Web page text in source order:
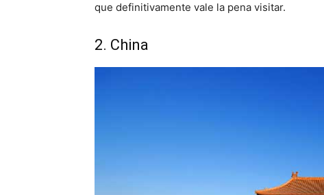
que definitivamente vale la pena visitar.
2. China